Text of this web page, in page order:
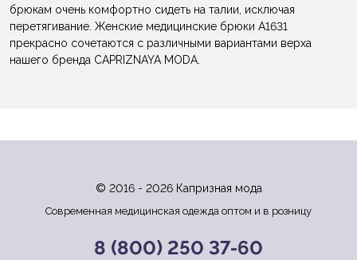
брюкам очень комфортно сидеть на талии, исключая
перетягивание. Женские медицинские брюки A1631
прекрасно сочетаются с различными вариантами верха
нашего бренда CAPRIZNAYA MODA.
© 2016 - 2026 Капризная мода
Современная медицинская одежда оптом и в розницу
8 (800) 250 37-60